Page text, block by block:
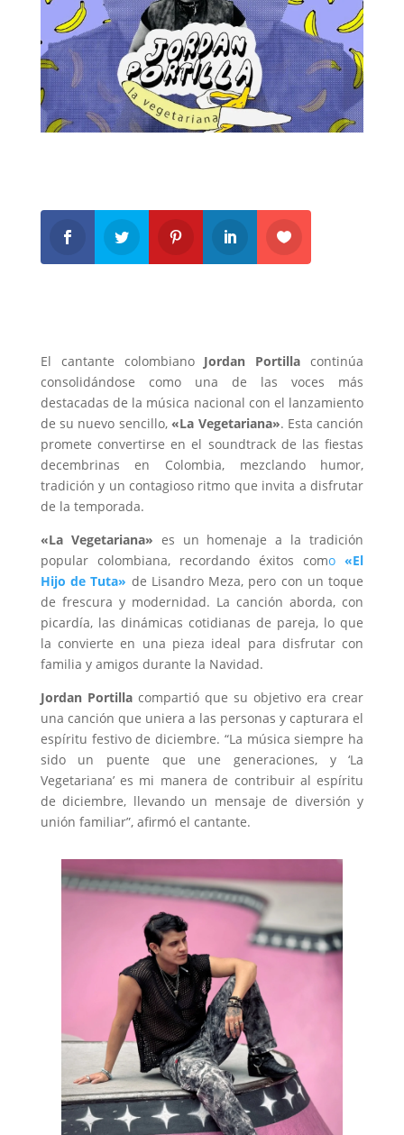
El cantante colombiano Jordan Portilla continúa
consolidándose como una de las voces más
destacadas de la música nacional con el lanzamiento
de su nuevo sencillo, «La Vegetariana». Esta canción
promete convertirse en el soundtrack de las fiestas
decembrinas en Colombia, mezclando humor,
tradición y un contagioso ritmo que invita a disfrutar
de la temporada.
«La Vegetariana» es un homenaje a la tradición
popular colombiana, recordando éxitos como«El
Hijo de Tuta» de Lisandro Meza, pero con un toque
de frescura y modernidad. La canción aborda, con
picardía, las dinámicas cotidianas de pareja, lo que
la convierte en una pieza ideal para disfrutar con
familia y amigos durante la Navidad.
Jordan Portillacompartió que su objetivo era crear
una canción que uniera a las personas y capturara el
espíritu festivo de diciembre. “La música siempre ha
sido un puente que une generaciones, y ‘La
Vegetariana’ es mi manera de contribuir al espíritu
de diciembre, llevando un mensaje de diversión y
unión familiar”, afirmó el cantante.